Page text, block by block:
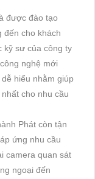
được đào tạo
đến cho khách
kỹ sư của công ty
nghệ mới
hiểu nhằm giúp
cho nhu cầu
Phát còn tận
ứng nhu cầu
camera quan sát
ngoại đến